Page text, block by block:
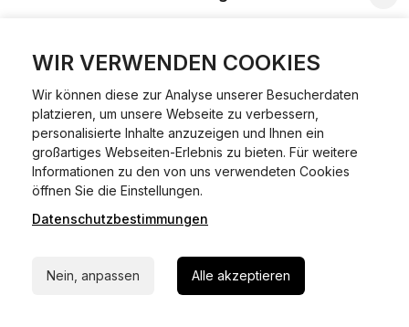
WIR VERWENDEN COOKIES
Wir können diese zur Analyse unserer Besucherdaten
platzieren, um unsere Webseite zu verbessern,
personalisierte Inhalte anzuzeigen und Ihnen ein
großartiges Webseiten-Erlebnis zu bieten. Für weitere
Informationen zu den von uns verwendeten Cookies
öffnen Sie die Einstellungen.
Datenschutzbestimmungen
Nein, anpassen Alle akzeptieren
ummelden oder abmelden kannst – inklusive Dateneingabe,
Dokumentprüfung und Bezahlung.
Welche Vorteile gibt es?
Zeitersparnis, flexible Durchführung, kein Besuch der
Behörde notwendig.
Welche Unterlagen werden benötigt?
Fahrzeugbrief, Fahrzeugschein, Ausweis oder Reisepass,
Versicherungsnachweis, falls erforderlich TÜV-Bericht.
Wie sicher ist das Verfahren?
Kann ich mein Fahrzeug online ummelden oder
abmelden?